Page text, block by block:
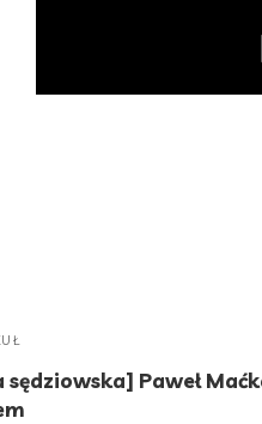
sędziowska] Paweł